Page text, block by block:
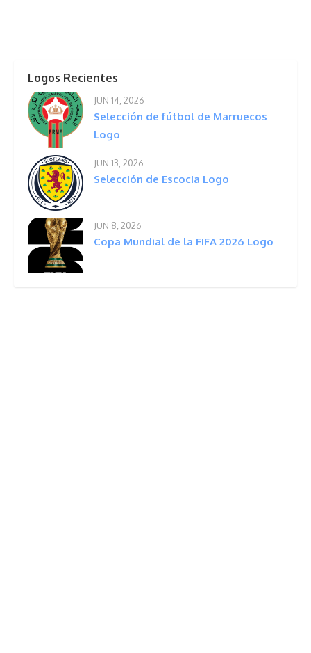
Logos Recientes
JUN 14, 2026
Selección de fútbol de Marruecos
Logo
JUN 13, 2026
Selección de Escocia Logo
JUN 8, 2026
Copa Mundial de la FIFA 2026 Logo